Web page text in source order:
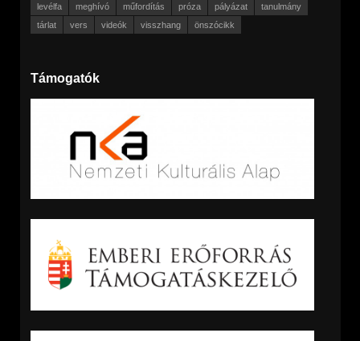
levélfa
meghívó műfordítás próza pályázat
tanulmány
tárlat
vers videók visszhang önszócikk
Támogatók